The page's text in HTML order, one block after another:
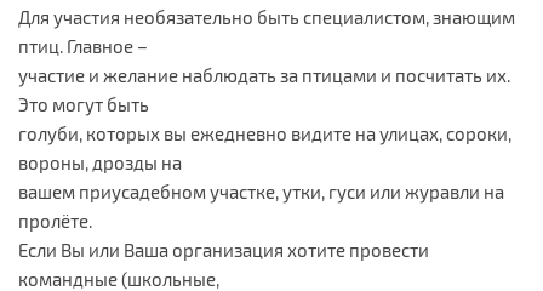
Для участия необязательно быть специалистом, знающим
птиц. Главное –
участие и желание наблюдать за птицами и посчитать их.
Это могут быть
голуби, которых вы ежедневно видите на улицах, сороки,
вороны, дрозды на
вашем приусадебном участке, утки, гуси или журавли на
пролёте.
Если Вы или Ваша организация хотите провести
командные (школьные,